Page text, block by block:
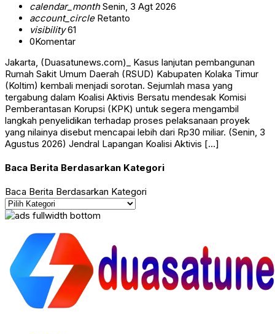
calendar_monthSenin, 3 Agt 2026
account_circleRetanto
visibility61
0Komentar
Jakarta, (Duasatunews.com)_ Kasus lanjutan pembangunan
Rumah Sakit Umum Daerah (RSUD) Kabupaten Kolaka Timur
(Koltim) kembali menjadi sorotan. Sejumlah masa yang
tergabung dalam Koalisi Aktivis Bersatu mendesak Komisi
Pemberantasan Korupsi (KPK) untuk segera mengambil
langkah penyelidikan terhadap proses pelaksanaan proyek
yang nilainya disebut mencapai lebih dari Rp30 miliar. (Senin, 3
Agustus 2026) Jendral Lapangan Koalisi Aktivis […]
Baca Berita Berdasarkan Kategori
Baca Berita Berdasarkan Kategori